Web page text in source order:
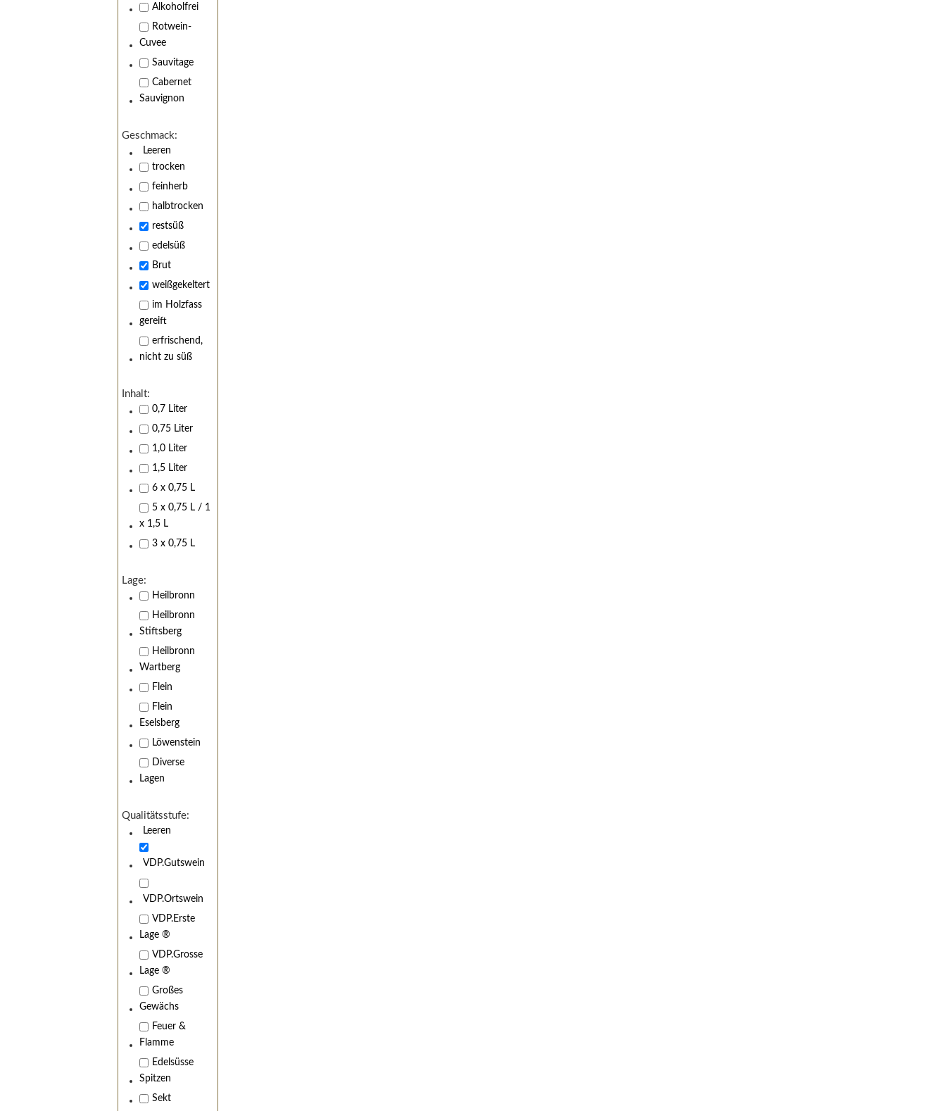
Alkoholfrei
Rotwein-
Cuvee
Sauvitage
Cabernet
Sauvignon
Geschmack:
Leeren
trocken
feinherb
halbtrocken
restsüß
edelsüß
Brut
weißgekeltert
im Holzfass
gereift
erfrischend,
nicht zu süß
Inhalt:
0,7 Liter
0,75 Liter
1,0 Liter
1,5 Liter
6 x 0,75 L
5 x 0,75 L / 1
x 1,5 L
3 x 0,75 L
Lage:
Heilbronn
Heilbronn
Stiftsberg
Heilbronn
Wartberg
Flein
Flein
Eselsberg
Löwenstein
Diverse
Lagen
Qualitätsstufe:
Leeren
VDP.Gutswein
VDP.Ortswein
VDP.Erste
Lage ®
VDP.Grosse
Lage ®
Großes
Gewächs
Feuer &
Flamme
Edelsüsse
Spitzen
Sekt